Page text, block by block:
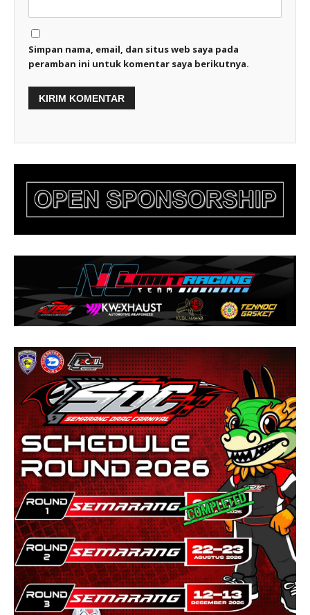
Simpan nama, email, dan situs web saya pada
peramban ini untuk komentar saya berikutnya.